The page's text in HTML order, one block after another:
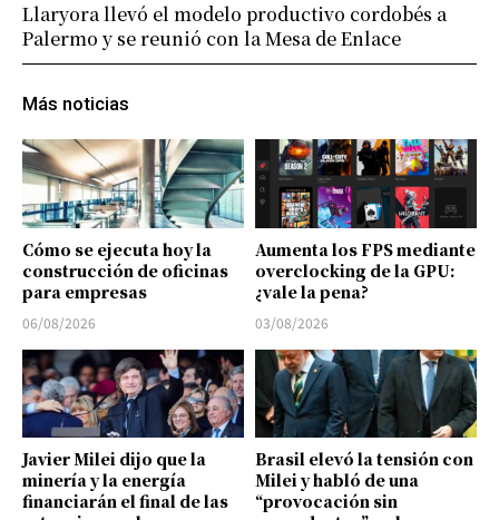
Más noticias
Cómo se ejecuta hoy la
construcción de oficinas
para empresas
06/08/2026
Aumenta los FPS mediante
overclocking de la GPU:
¿vale la pena?
03/08/2026
Javier Milei dijo que la
minería y la energía
financiarán el final de las
Brasil elevó la tensión con
Milei y habló de una
“provocación sin
Llaryora llevó el modelo productivo cordobés a
Palermo y se reunió con la Mesa de Enlace